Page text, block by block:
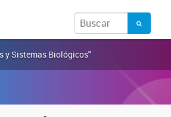
y Sistemas Biológicos"